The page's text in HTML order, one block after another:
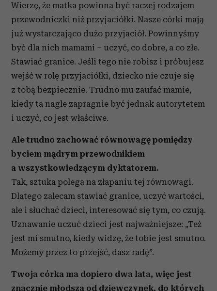
Wierzę, że matka powinna być raczej rodzajem
przewodniczki niż przyjaciółki. Nasze córki mają
już wystarczająco dużo przyjaciół. Powinnyśmy
być dla nich mamami – uczyć, co dobre, a co złe.
Stawiać granice. Jeśli tego nie robisz i próbujesz
wejść w rolę przyjaciółki, dziecko nie czuje się
z tobą bezpiecznie. Trudno mu zaufać mamie,
kiedy ta nagle zapragnie być jednak autorytetem
i uczyć, co jest właściwe.
Ale trudno zachować równowagę pomiędzy
byciem mądrym przewodnikiem
a wszystkowiedzącym dyktatorem.
Tak, sztuka polega na złapaniu tej równowagi.
Dlatego zalecam stawiać granice, uczyć wartości,
ale i słuchać dzieci, interesować się tym, co czują.
Uznawanie uczuć dzieci jest najważniejsze: „Też
jest mi smutno, kiedy widzę, że tobie jest smutno.
Możemy przez to przejść, dasz radę”.
Twoja córka ma dopiero dwa lata, więc jest
znacznie młodsza od dziewczynek, do których